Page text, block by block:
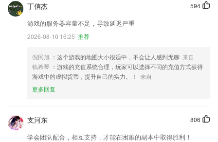
594
丁信杰
游戏的服务器容量不足，导致延迟严重
2026-08-10 16:25 推荐
倪民旭 ：这个游戏的地图大小很适中，不会让人感到无聊 来自
钱希琴 ：游戏的充值系统合理，玩家可以选择不同的充值方式获得
游戏中的虚拟货币，提升自己的实力。！
来自
更多回复
806
支河东
学会团队配合，相互支持，才能在困难的副本中取得胜利！